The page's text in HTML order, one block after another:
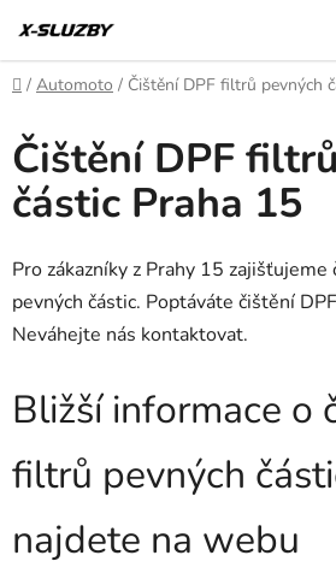
na
obsah
Domů
/ Automoto / Čištění DPF filtrů pevných
Čištění DPF
částic Praha 15
Pro zákazníky z Prahy 15
pevných částic. Poptáváte čištění
Neváhejte nás kontaktovat.
Bližší informace o
filtrů pevných
najdete na webu